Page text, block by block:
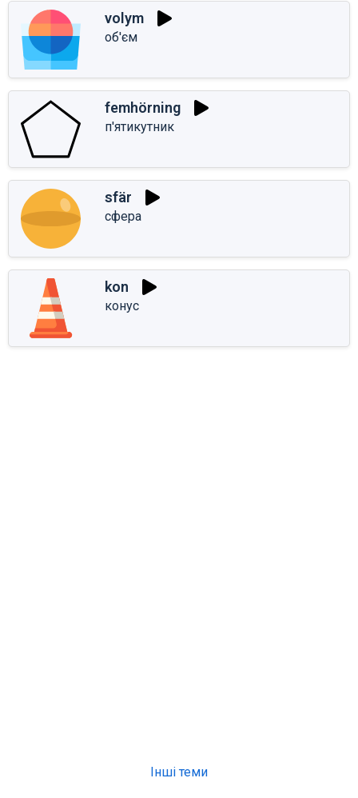
volym
об'єм
femhörning
п'ятикутник
sfär
сфера
kon
конус
Інші теми